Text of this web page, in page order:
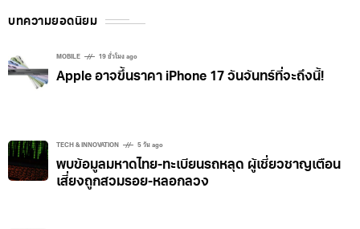
บทความยอดนิยม
MOBILE 19 ชั่วโมง ago
Apple อาจขึ้นราคา iPhone 17 วันจันทร์ที่จะถึงนี้!
TECH & INNOVATION 5 วัน ago
พบข้อมูลมหาดไทย-ทะเบียนรถหลุด ผู้เชี่ยวชาญเตือน
เสี่ยงถูกสวมรอย-หลอกลวง